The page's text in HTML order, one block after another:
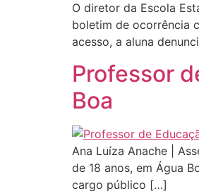
O diretor da Escola
boletim de ocorrência
acesso, a aluna
Professor
Boa
Ana Luíza Anache |
de 18 anos, em Água
cargo público […]